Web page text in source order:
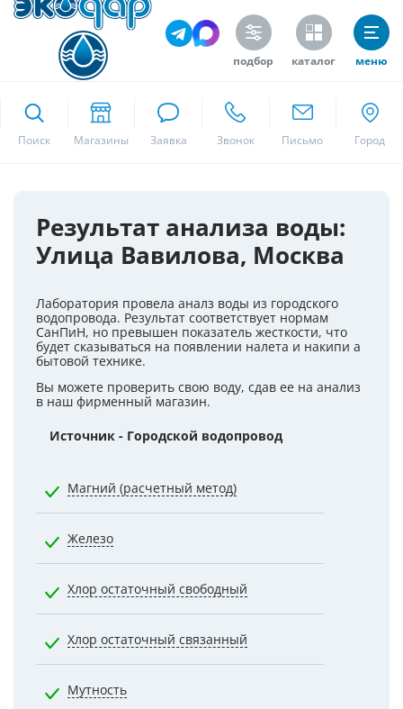
подбор каталог меню
Поиск
Результат анализа воды:
Улица Вавилова, Москва
Лаборатория провела аналз воды из городского
водопровода. Результат соответствует нормам
СанПиН, но превышен показатель жесткости, что
будет сказываться на появлении налета и накипи а
бытовой технике.
Вы можете проверить свою воду, сдав ее на анализ
в наш фирменный магазин.
Источник - Городской водопровод
Магний (расчетный метод)
Железо
Хлор остаточный свободный
Хлор остаточный связанный
Мутность